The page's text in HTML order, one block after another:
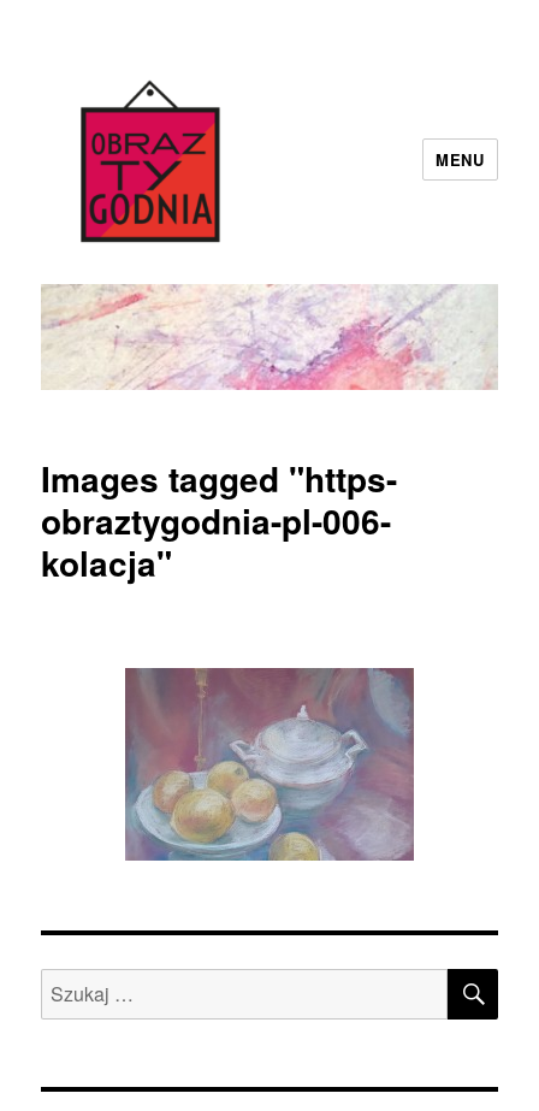
Obraz Tygodnia
MENU
Images tagged "https-
obraztygodnia-pl-006-
kolacja"
Szukaj: